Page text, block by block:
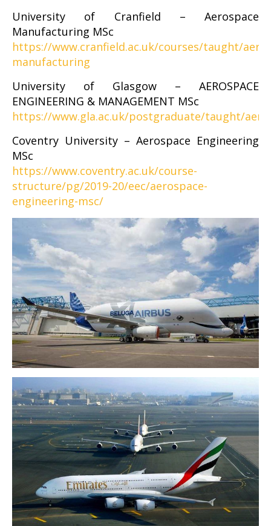
University of Cranfield – Aerospace
Manufacturing MSc
https://www.cranfield.ac.uk/courses/taught/
manufacturing
University of Glasgow – AEROSPACE
ENGINEERING & MANAGEMENT MSc
https://www.gla.ac.uk/postgraduate/taught/
Coventry University – Aerospace Engineering
MSc
https://www.coventry.ac.uk/course-
structure/pg/2019-20/eec/aerospace-
engineering-msc/